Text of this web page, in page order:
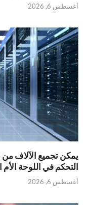
أغسطس 6, 2026
يمكن تجميع الآلاف
التحكم في اللوحة الأم
أغسطس 6, 2026